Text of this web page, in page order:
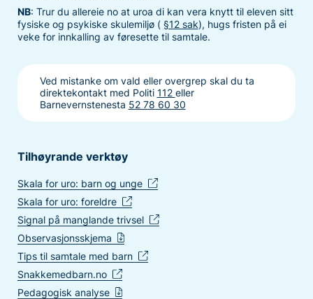
NB: Trur du allereie no at uroa di kan vera knytt til eleven sitt
fysiske og psykiske skulemiljø ( §12 sak), hugs fristen på ei
veke for innkalling av føresette til samtale.
Ved mistanke om vald eller overgrep skal du ta
direktekontakt med Politi 112 eller
Barnevernstenesta 52 78 60 30
Tilhøyrande verktøy
Skala for uro: barn og unge
Skala for uro: foreldre
Signal på manglande trivsel
Observasjonsskjema
Tips til samtale med barn
Snakkemedbarn.no
Pedagogisk analyse